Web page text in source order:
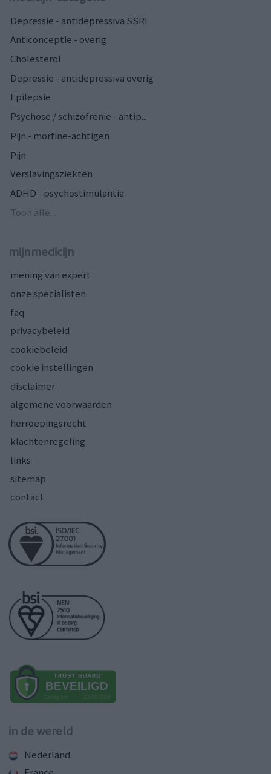
Depressie - antidepressiva SSRI
Anticonceptie - overig
Cholesterol
Depressie - antidepressiva overig
Epilepsie
Psychose / schizofrenie - antip...
Pijn - morfine-achtigen
Pijn
Verslavingsziekten
ADHD - psychostimulantia
Toon alle...
mijnmedicijn
mening van expert
onze specialisten
faq
privacybeleid
cookiebeleid
cookie instellingen
disclaimer
algemene voorwaarden
herroepingsrecht
klachtenregeling
links
sitemap
contact
in de wereld
Nederland